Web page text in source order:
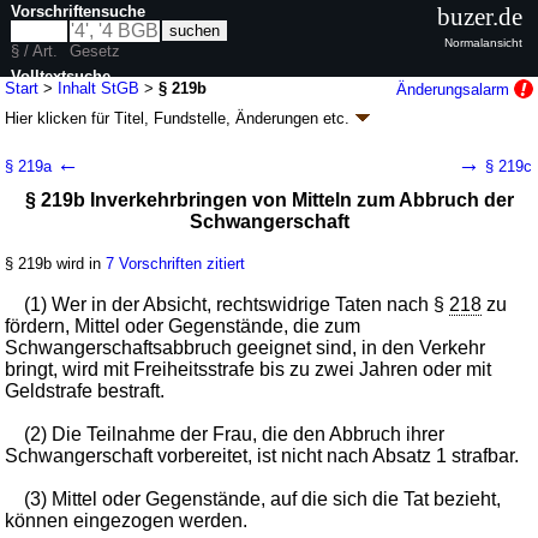
Start > Inhalt StGB >§ 219b
Änderungsalarm
Hier klicken fürTitel, Fundstelle, Änderungen etc.
Artikel 1G. v. 20.03.2026BGBl. 2026 I Nr. 95
Geltung ab 01.01.1975; FNA: 450-2Strafgesetzbuch und zugehörige
116 weitere Fassungen | wird in 1098 Vorschriften zitiert
Besonderer Teil
Sechzehnter Abschnitt Straftaten gegen das Leben
§ 219a ← → § 219c
§ 219b Inverkehrbringen von Mitteln zum Abbruch der
Schwangerschaft
§ 219b wird in7 Vorschriften zitiert
(1) Wer in der Absicht, rechtswidrige Taten nach § 218 zu
fördern, Mittel oder Gegenstände, die zum
Schwangerschaftsabbruch geeignet sind, in den Verkehr
bringt, wird mit Freiheitsstrafe bis zu zwei Jahren oder mit
Geldstrafe bestraft.
(2) Die Teilnahme der Frau, die den Abbruch ihrer
Schwangerschaft vorbereitet, ist nicht nach Absatz 1 strafbar.
(3) Mittel oder Gegenstände, auf die sich die Tat bezieht,
können eingezogen werden.
Vorschriftensuche
§ / Art.
Gesetz
Volltextsuche
nur in StGB
buzer.de
Normalansicht